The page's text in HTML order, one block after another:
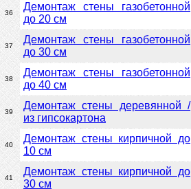
36
Демонтаж стены газобетонной
до 20 см
37
Демонтаж стены газобетонной
до 30 см
38
Демонтаж стены газобетонной
до 40 см
39
Демонтаж стены деревянной /
из гипсокартона
40
Демонтаж стены кирпичной до
10 см
41
Демонтаж стены кирпичной до
30 см